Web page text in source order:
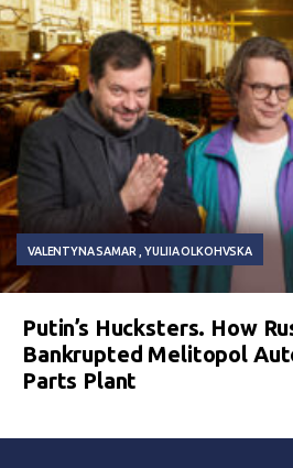
VALENTYNA SAMAR YULIIA OLKOHVSKA
Putin’s Hucksters. How
Bankrupted Melitopol
Parts Plant